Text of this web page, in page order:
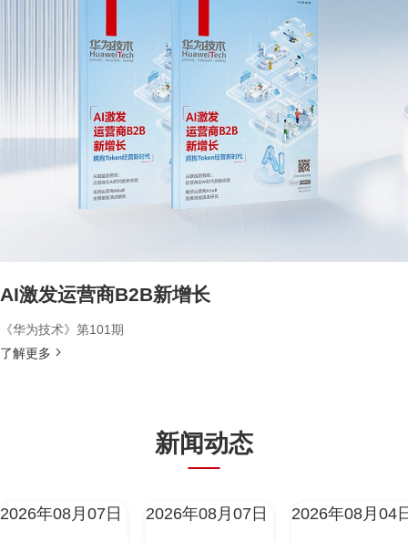
AI激发运营商B2B新增长
《华为技术》第101期
了解更多
新闻动态
2026年08月07日 2026年08月07日 2026年08月04